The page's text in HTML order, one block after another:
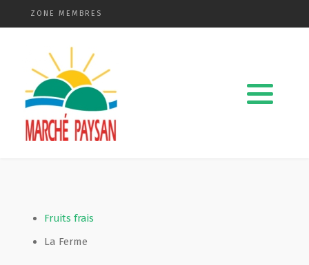
ZONE MEMBRES
Fruits frais
La Ferme
Qui sommes-nous ?
La charte
Le comité
Devenir membre